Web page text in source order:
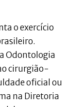
o exercício
Odontologia
cirurgião-
oficial ou
na Diretoria